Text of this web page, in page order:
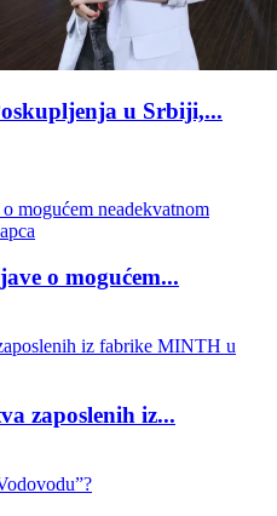
u Srbiji,...
o mogućem...
zaposlenih iz...